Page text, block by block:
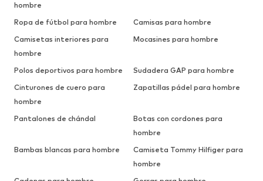
hombre
Ropa de fútbol para hombre
Camisas para hombre
Camisetas interiores para
hombre
Mocasines para hombre
Polos deportivos para hombre
Sudadera GAP para hombre
Cinturones de cuero para
hombre
Zapatillas pádel para hombre
Pantalones de chándal
Botas con cordones para
hombre
Bambas blancas para hombre
Camiseta Tommy Hilfiger para
hombre